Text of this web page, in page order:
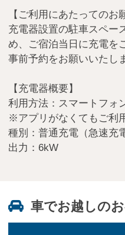
【ご利用にあたってのお
充電器設置の駐車スペー
め、ご宿泊当日に充電を
事前予約をお願いいたし
【充電器概要】
利用方法：スマートフォ
※アプリがなくてもご利
種別：普通充電（急速充
出力：6kW
車でお越しの